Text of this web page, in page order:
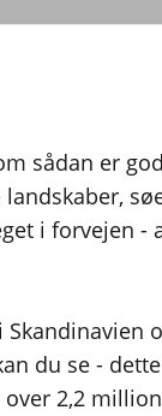
sådan er
i forvejen
du se -
2,2